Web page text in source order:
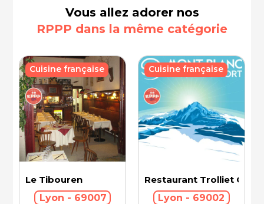
Vous allez adorer nos
RPPP dans la même catégorie
Le Tibouren
Lyon - 69007
Cuisine française
Restaurant Trolliet
Lyon - 69002
Cuisine française